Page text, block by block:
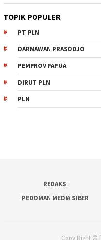
TOPIK POPULER
PT PLN
DARMAWAN PRASODJO
PEMPROV PAPUA
DIRUT PLN
PLN
REDAKSI
PEDOMAN MEDIA SIBER
Copy Right ©